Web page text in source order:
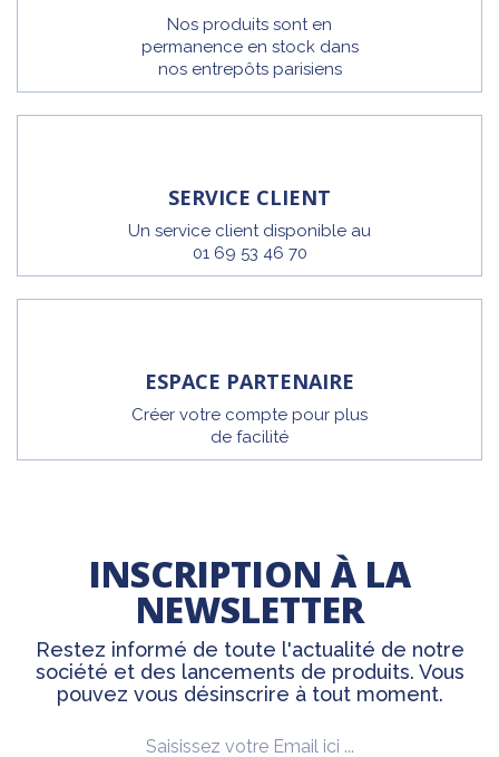
Nos produits sont en
permanence en stock dans
nos entrepôts parisiens
SERVICE CLIENT
Un service client disponible au
01 69 53 46 70
ESPACE PARTENAIRE
Créer votre compte pour plus
de facilité
INSCRIPTION À LA
NEWSLETTER
Restez informé de toute l'actualité de notre
société et des lancements de produits. Vous
pouvez vous désinscrire à tout moment.